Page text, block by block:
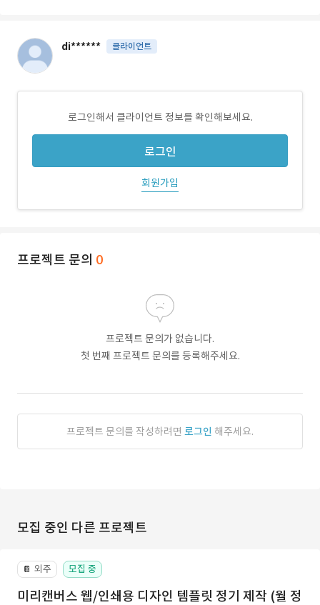
di****** 클라이언트
로그인해서 클라이언트 정보를 확인해보세요.
로그인
회원가입
프로젝트 문의 0
프로젝트 문의가 없습니다.
첫 번째 프로젝트 문의를 등록해주세요.
프로젝트 문의를 작성하려면 로그인 해주세요.
모집 중인 다른 프로젝트
📔 외주 모집 중
미리캔버스 웹/인쇄용 디자인 템플릿 정기 제작 (월 정